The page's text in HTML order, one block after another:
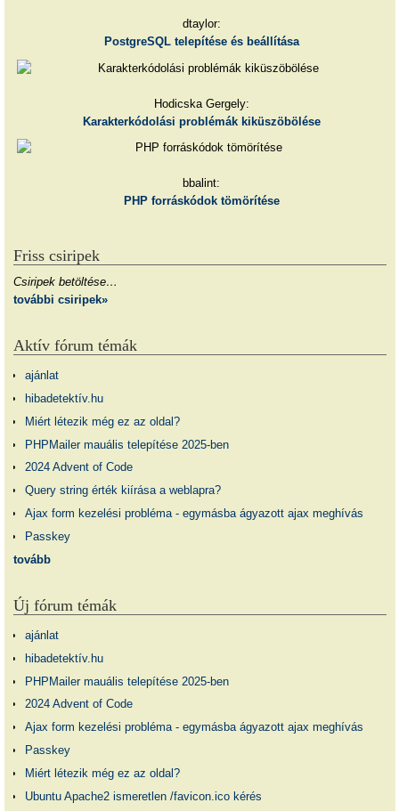
dtaylor:
PostgreSQL telepítése és beállítása
Hodicska Gergely:
Karakterkódolási problémák kiküszöbölése
bbalint:
PHP forráskódok tömörítése
Friss csiripek
Csiripek betöltése…
további csiripek»
Aktív fórum témák
ajánlat
hibadetektív.hu
Miért létezik még ez az oldal?
PHPMailer mauális telepítése 2025-ben
2024 Advent of Code
Query string érték kiírása a weblapra?
Ajax form kezelési probléma - egymásba ágyazott ajax meghívás
Passkey
tovább
Új fórum témák
ajánlat
hibadetektív.hu
PHPMailer mauális telepítése 2025-ben
2024 Advent of Code
Ajax form kezelési probléma - egymásba ágyazott ajax meghívás
Passkey
Miért létezik még ez az oldal?
Ubuntu Apache2 ismeretlen /favicon.ico kérés